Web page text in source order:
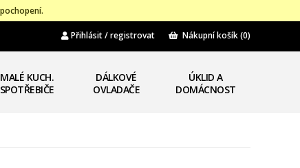
Přihlásit / registrovat Nákupní košík(0)
MALÉ KUCH.
SPOTŘEBIČE
DÁLKOVÉ
OVLADAČE
ÚKLID A
DOMÁCNOST